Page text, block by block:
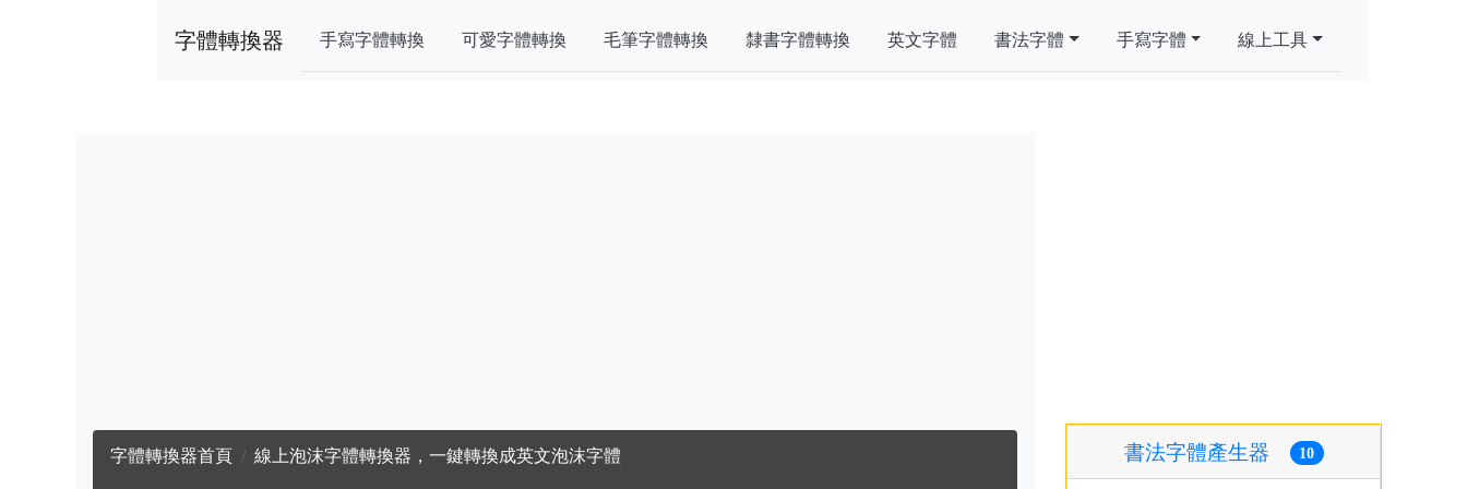
字體轉換器 手寫字體轉換 可愛字體轉換 毛筆字體轉換 隸書字體轉換 英文字體 書法字體 手寫字體 線上工具
字體轉換器首頁 線上泡沫字體轉換器，一鍵轉換成英文泡沫字體 書法字體產生器 10